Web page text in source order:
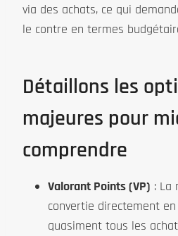
via des achats, ce qui
le contre en termes
Détaillons les
majeures pour
comprendre
Valorant Points (VP) : La
convertie directement
quasiment tous les